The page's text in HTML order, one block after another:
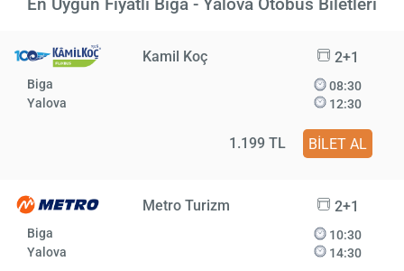
Kamil Koç 2+1
Biga
Yalova
08:30
12:30
1.199 TL BİLET AL
Metro Turizm 2+1
Biga
Yalova
10:30
14:30